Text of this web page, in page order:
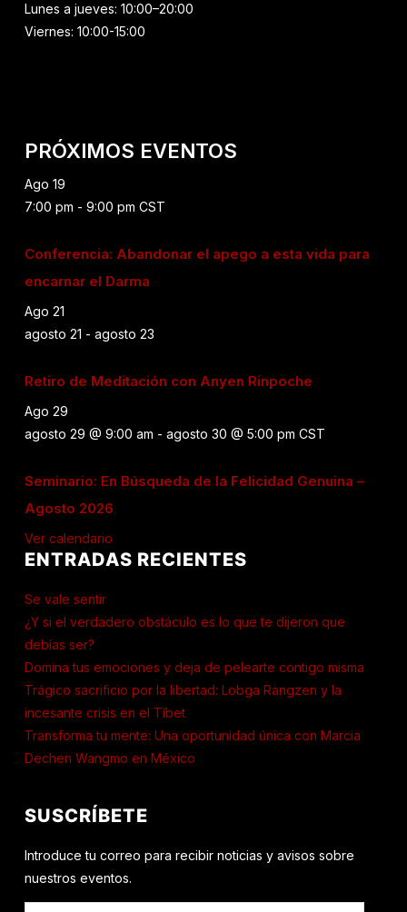
Lunes a jueves: 10:00–20:00
Viernes: 10:00-15:00
PRÓXIMOS EVENTOS
Ago 19
7:00 pm - 9:00 pm CST
Conferencia: Abandonar el apego a esta vida para
encarnar el Darma
Ago 21
agosto 21 - agosto 23
Retiro de Meditación con Anyen Rinpoche
Ago 29
agosto 29 @ 9:00 am - agosto 30 @ 5:00 pm CST
Seminario: En Búsqueda de la Felicidad Genuina –
Agosto 2026
Ver calendario
ENTRADAS RECIENTES
Se vale sentir
¿Y si el verdadero obstáculo es lo que te dijeron que
debías ser?
Domina tus emociones y deja de pelearte contigo misma
Trágico sacrificio por la libertad: Lobga Rangzen y la
incesante crisis en el Tíbet
Transforma tu mente: Una oportunidad única con Marcia
Dechen Wangmo en México
SUSCRÍBETE
Introduce tu correo para recibir noticias y avisos sobre
nuestros eventos.